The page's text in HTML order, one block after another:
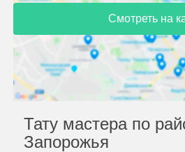
Смотреть на
Тату мастера по
Запорожья